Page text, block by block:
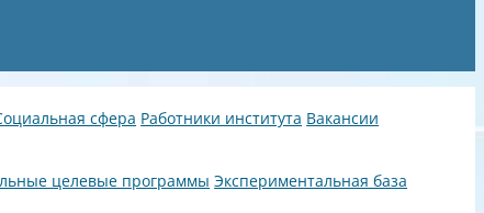
сфера Работники института Вакансии
целевые программы Экспериментальная база